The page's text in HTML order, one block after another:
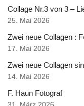
Collage Nr.3 von 3 –
25. Mai 2026
Zwei neue Collagen :
17. Mai 2026
Zwei neue Collagen
14. Mai 2026
F. Haun Fotograf